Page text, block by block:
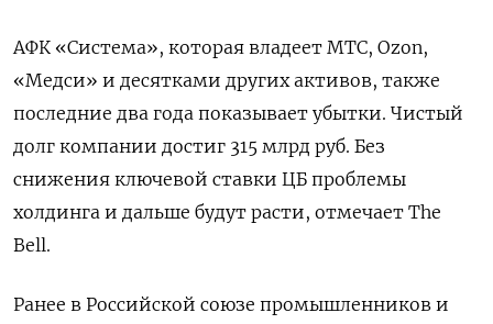
АФК «Система», которая владеет МТС, Ozon,
«Медси» и десятками других активов, также
последние два года показывает убытки. Чистый
долг компании достиг 315 млрд руб. Без
снижения ключевой ставки ЦБ проблемы
холдинга и дальше будут расти, отмечает The
Bell.
Ранее в Российской союзе промышленников и